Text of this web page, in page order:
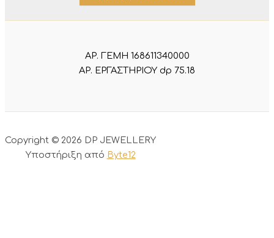
ΑΡ. ΓΕΜΗ 168611340000
ΑΡ. ΕΡΓΑΣΤΗΡΙΟΥ dp 75.18
Copyright © 2026 DP JEWELLERY
Υποστήριξη από Byte12